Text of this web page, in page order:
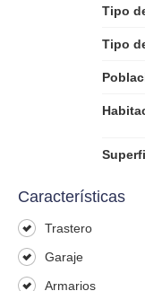
Tipo
Tipo
Características
Trastero
Garaje
Armarios